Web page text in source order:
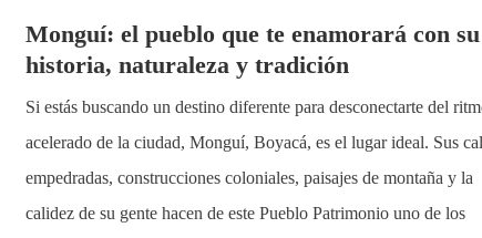
Monguí: el pueblo que te enamorará con su
historia, naturaleza y tradición
Si estás buscando un destino diferente para desconectarte del
acelerado de la ciudad, Monguí, Boyacá, es el lugar ideal. Sus
empedradas, construcciones coloniales, paisajes de montaña y la
calidez de su gente hacen de este Pueblo Patrimonio uno de los